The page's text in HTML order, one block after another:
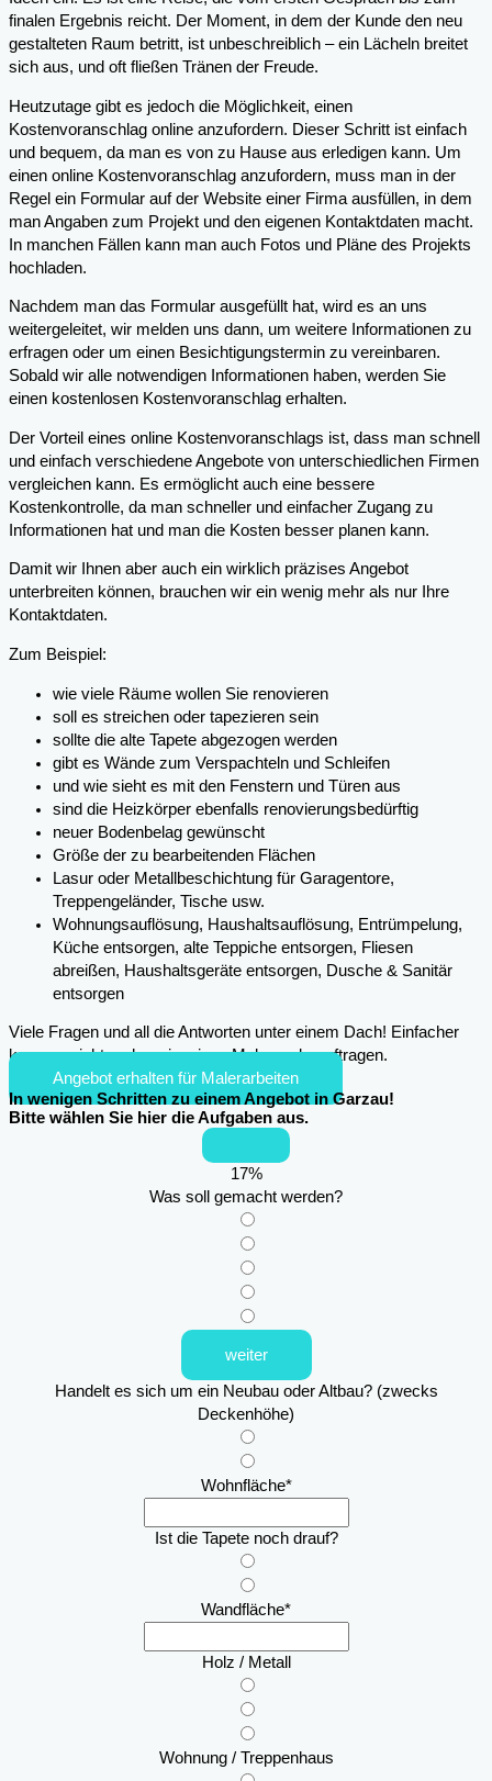
finalen Ergebnis reicht. Der Moment, in dem der Kunde den neu
gestalteten Raum betritt, ist unbeschreiblich – ein Lächeln breitet
sich aus, und oft fließen Tränen der Freude.
Heutzutage gibt es jedoch die Möglichkeit, einen
Kostenvoranschlag online anzufordern. Dieser Schritt ist einfach
und bequem, da man es von zu Hause aus erledigen kann. Um
einen online Kostenvoranschlag anzufordern, muss man in der
Regel ein Formular auf der Website einer Firma ausfüllen, in dem
man Angaben zum Projekt und den eigenen Kontaktdaten macht.
In manchen Fällen kann man auch Fotos und Pläne des Projekts
hochladen.
Nachdem man das Formular ausgefüllt hat, wird es an uns
weitergeleitet, wir melden uns dann, um weitere Informationen zu
erfragen oder um einen Besichtigungstermin zu vereinbaren.
Sobald wir alle notwendigen Informationen haben, werden Sie
einen kostenlosen Kostenvoranschlag erhalten.
Der Vorteil eines online Kostenvoranschlags ist, dass man schnell
und einfach verschiedene Angebote von unterschiedlichen Firmen
vergleichen kann. Es ermöglicht auch eine bessere
Kostenkontrolle, da man schneller und einfacher Zugang zu
Informationen hat und man die Kosten besser planen kann.
Damit wir Ihnen aber auch ein wirklich präzises Angebot
unterbreiten können, brauchen wir ein wenig mehr als nur Ihre
Kontaktdaten.
Zum Beispiel:
wie viele Räume wollen Sie renovieren
soll es streichen oder tapezieren sein
sollte die alte Tapete abgezogen werden
gibt es Wände zum Verspachteln und Schleifen
und wie sieht es mit den Fenstern und Türen aus
sind die Heizkörper ebenfalls renovierungsbedürftig
neuer Bodenbelag gewünscht
Größe der zu bearbeitenden Flächen
Lasur oder Metallbeschichtung für Garagentore,
Treppengeländer, Tische usw.
Wohnungsauflösung, Haushaltsauflösung, Entrümpelung,
Küche entsorgen, alte Teppiche entsorgen, Fliesen
abreißen, Haushaltsgeräte entsorgen, Dusche & Sanitär
entsorgen
Viele Fragen und all die Antworten unter einem Dach! Einfacher
kann es nicht mehr sein, einen Maler zu beauftragen.
Angebot erhalten für Malerarbeiten
In wenigen Schritten zu einem Angebot in Garzau!
Bitte wählen Sie hier die Aufgaben aus.
17%
Was soll gemacht werden?
weiter
Handelt es sich um ein Neubau oder Altbau? (zwecks
Deckenhöhe)
Wohnfläche*
Ist die Tapete noch drauf?
Wandfläche*
Holz / Metall
Wohnung / Treppenhaus